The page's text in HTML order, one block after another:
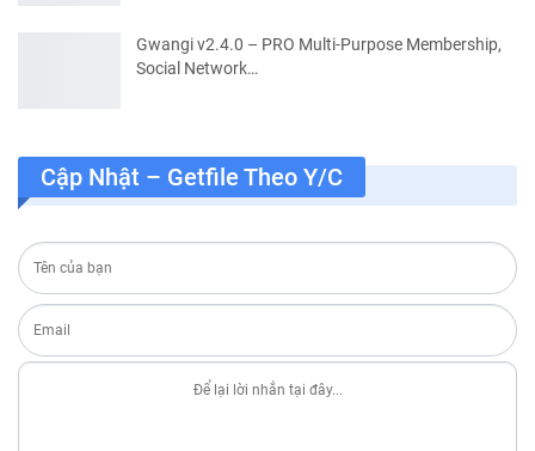
Gwangi v2.4.0 – PRO Multi-Purpose Membership,
Social Network…
Cập Nhật – Getfile Theo Y/c